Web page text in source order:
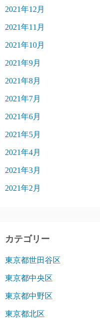
2021年12月
2021年11月
2021年10月
2021年9月
2021年8月
2021年7月
2021年6月
2021年5月
2021年4月
2021年3月
2021年2月
カテゴリー
東京都世田谷区
東京都中央区
東京都中野区
東京都北区